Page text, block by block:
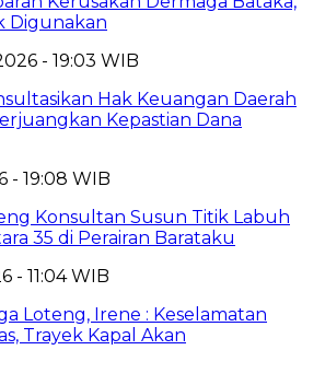
Digunakan
- 19:03 WIB
Hak Keuangan Daerah
Kepastian Dana
- 19:08 WIB
Konsultan Susun Titik Labuh
35 di Perairan Barataku
- 11:04 WIB
Loteng, Irene : Keselamatan
Trayek Kapal Akan